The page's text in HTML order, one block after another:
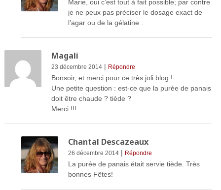
Marie, oui c’est tout à fait possible; par contre
je ne peux pas préciser le dosage exact de
l’agar ou de la gélatine .
Magali
23 décembre 2014| Répondre
Bonsoir, et merci pour ce très joli blog !
Une petite question : est-ce que la purée de panais
doit être chaude ? tiède ?
Merci !!!
Chantal Descazeaux
26 décembre 2014| Répondre
La purée de panais était servie tiède. Très
bonnes Fêtes!